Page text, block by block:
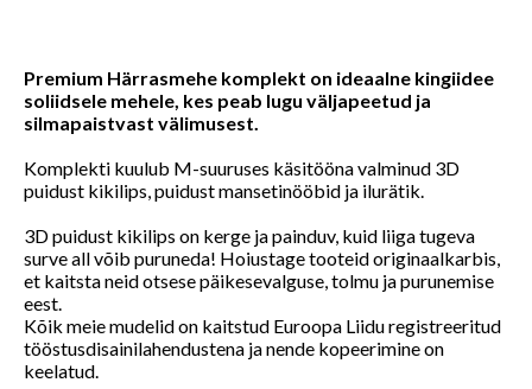
Premium Härrasmehe komplekt on ideaalne kingiidee
soliidsele mehele, kes peab lugu väljapeetud ja
silmapaistvast välimusest.
Komplekti kuulub M-suuruses käsitööna valminud 3D
puidust kikilips, puidust mansetinööbid ja ilurätik.
3D puidust kikilips on kerge ja painduv, kuid liiga tugeva
surve all võib puruneda! Hoiustage tooteid originaalkarbis,
et kaitsta neid otsese päikesevalguse, tolmu ja purunemise
eest.
Kõik meie mudelid on kaitstud Euroopa Liidu registreeritud
tööstusdisainilahendustena ja nende kopeerimine on
keelatud.